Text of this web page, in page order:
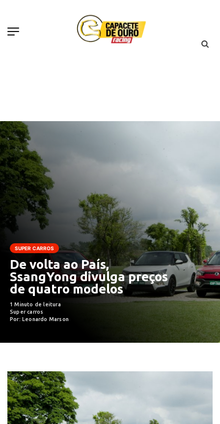
SUPER CARROS
De volta ao País,
SsangYong divulga preços
de quatro modelos
1 Minuto de leitura
Super carros
Por: Leonardo Marson